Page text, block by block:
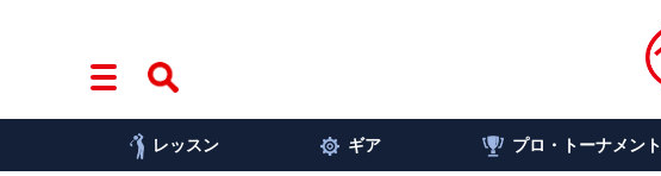
レッスン ギア プロ・トーナメント